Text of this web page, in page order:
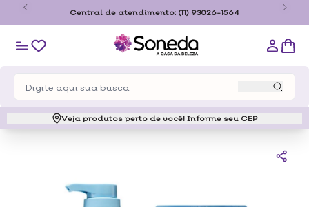
Central de atendimento: (11) 93026-1564
Veja produtos perto de você! Informe seu CEP